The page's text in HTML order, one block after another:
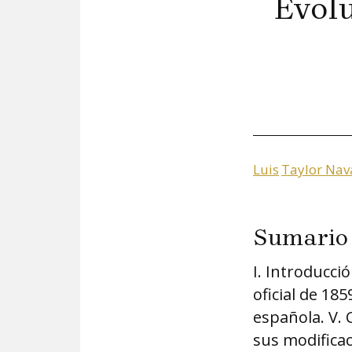
Luis Taylor
Sumario
I.
oficial de
española. V.
sus